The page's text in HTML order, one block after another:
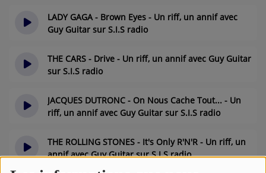
LADY GAGA - Brown Eyes - Un riff, un annif avec
Guy Guitar sur S.I.S radio
THE CARS - Drive - Un riff, un annif avec Guy Guitar
sur S.I.S radio
JACQUES DUTRONC - On Nous Cache Tout... - Un
riff, un annif avec Guy Guitar sur S.I.S radio
THE ROLLING STONES - It's Only R'N'R - Un riff, un
annif avec Guy Guitar sur S.I.S radio